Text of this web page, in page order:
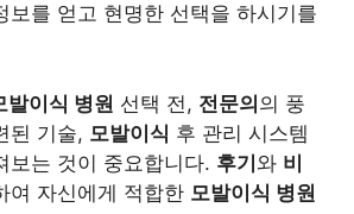
보를 얻고 현명한 선택을 하시기를
발이식 병원 선택 전, 전문의의 풍
된 기술, 모발이식 후 관리 시스템
보는 것이 중요합니다. 후기와 비
여 자신에게 적합한 모발이식 병원